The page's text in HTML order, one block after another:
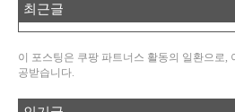
최근글
이 포스팅은 쿠팡 파트너스 활동의 일환으로,
공받습니다.